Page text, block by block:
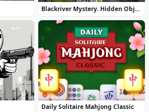
Blackriver Mystery. Hidden Objects
Daily Solitaire Mahjong Classic